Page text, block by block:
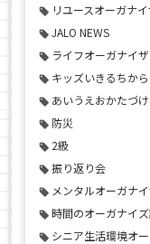
リユースオーガナ
JALO NEWS
ライフオーガナイ
キッズいきるちか
あいうえおかたづけ
防災
2級
振り返り会
メンタルオーガナ
時間のオーガナイ
シニア生活環境オ